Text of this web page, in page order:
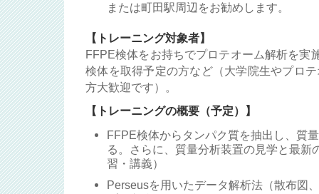
または町田駅周辺をお勧めします。
【トレーニング対象者】
FFPE検体をお持ちでプロテオーム解析を実
検体を取得予定の方など（大学院生やプロ
方大歓迎です）。
【トレーニングの概要（予定）】
FFPE検体からタンパク質を抽出し、質
る。さらに、質量分析装置の見学と最新
習・講義）
Perseusを用いたデータ解析法（散布図